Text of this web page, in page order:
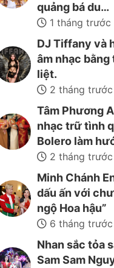
quảng bá du…
1 tháng trước
DJ Tiffany và
âm nhạc
liệt.
2 tháng trước
Tâm Phương
nhạc trữ tình
Bolero làm
2 tháng trước
Minh Chánh
dấu ấn với
ngộ Hoa hậu”
6 tháng trước
Nhan sắc tỏa
Sam Sam